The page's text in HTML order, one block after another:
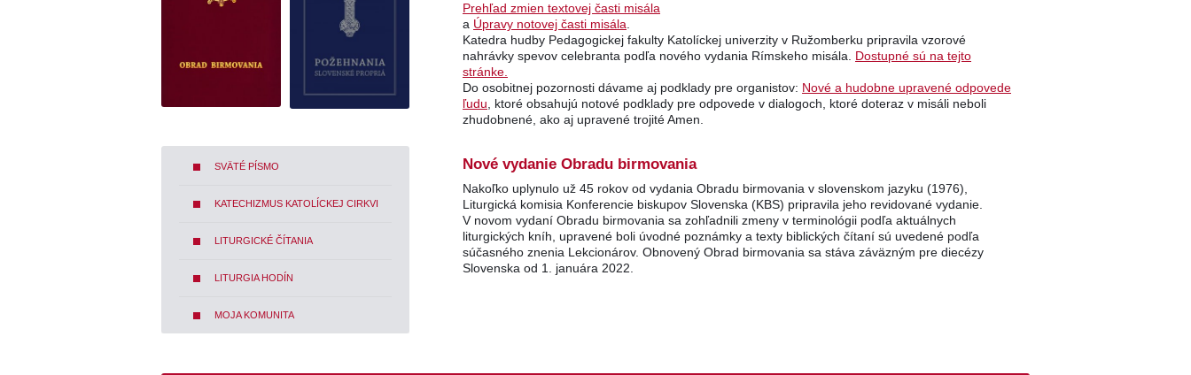
SVÄTÉ PÍSMO
KATECHIZMUS KATOLÍCKEJ CIRKVI
LITURGICKÉ ČÍTANIA
LITURGIA HODÍN
MOJA KOMUNITA
Prehľad zmien textovej časti misála
a Úpravy notovej časti misála
Katedra hudby Pedagogickej fakulty Katolíckej univerzity v Ružomberku pripravila vzorové
nahrávky spevov celebranta podľa nového vydania Rímskeho misála. Dostupné sú na tejto
stránke.
Do osobitnej pozornosti dávame aj podklady pre organistov: Nové a hudobne upravené odpovede
ľudu , ktoré obsahujú notové podklady pre odpovede v dialogoch, ktoré doteraz v misáli neboli
zhudobnené, ako aj upravené trojité Amen.
Nové vydanie Obradu birmovania
Nakoľko uplynulo už 45 rokov od vydania Obradu birmovania v slovenskom jazyku (1976),
Liturgická komisia Konferencie biskupov Slovenska (KBS) pripravila jeho revidované vydanie.
V novom vydaní Obradu birmovania sa zohľadnili zmeny v terminológii podľa aktuálnych
liturgických kníh, upravené boli úvodné poznámky a texty biblických čítaní sú uvedené podľa
súčasného znenia Lekcionárov. Obnovený Obrad birmovania sa stáva záväzným pre diecézy
Slovenska od 1. januára 2022.